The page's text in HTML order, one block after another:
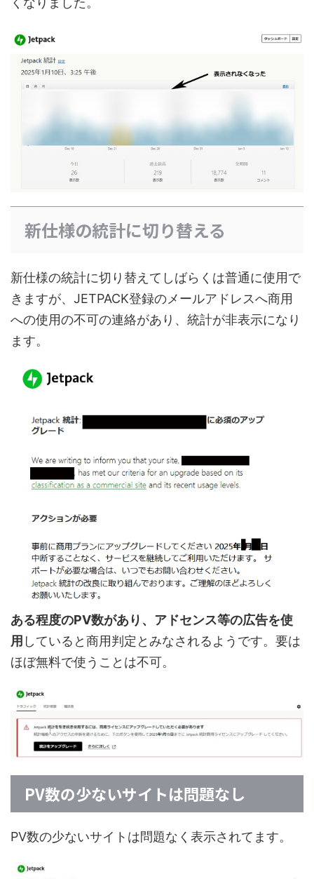
新仕様の統計に切り替える
新仕様の統計に切り替えてしばらくは普通に使用で
きますが、JETPACK登録のメールアドレスへ商用
への使用の不可の連絡があり、統計が非表示になり
ます。
ある程度のPV数があり、アドセンス等の広告を使
用 していると商用判定とみなされるようです。要は
ほぼ無料で使うことは不可。
PV数の少ないサイトは問題なし
PV数の少ないサイトは問題なく表示されてます。